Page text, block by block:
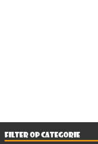
FILTER OP CATEGORIE